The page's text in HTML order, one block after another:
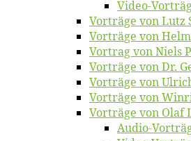
Vi­deo-
Vor­trä­ge von Lutz
Vor­trä­ge von
Vor­trag von Niels
Vor­trä­ge von Dr.
Vor­trä­ge von
Vor­trä­ge von
Vor­trä­ge von Olaf
Au­dio-